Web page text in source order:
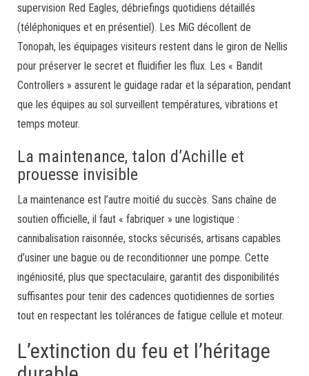
supervision Red Eagles, débriefings quotidiens détaillés
(téléphoniques et en présentiel). Les MiG décollent de
Tonopah, les équipages visiteurs restent dans le giron de Nellis
pour préserver le secret et fluidifier les flux. Les « Bandit
Controllers » assurent le guidage radar et la séparation, pendant
que les équipes au sol surveillent températures, vibrations et
temps moteur.
La maintenance, talon d’Achille et
prouesse invisible
La maintenance est l’autre moitié du succès. Sans chaîne de
soutien officielle, il faut « fabriquer » une logistique :
cannibalisation raisonnée, stocks sécurisés, artisans capables
d’usiner une bague ou de reconditionner une pompe. Cette
ingéniosité, plus que spectaculaire, garantit des disponibilités
suffisantes pour tenir des cadences quotidiennes de sorties
tout en respectant les tolérances de fatigue cellule et moteur.
L’extinction du feu et l’héritage